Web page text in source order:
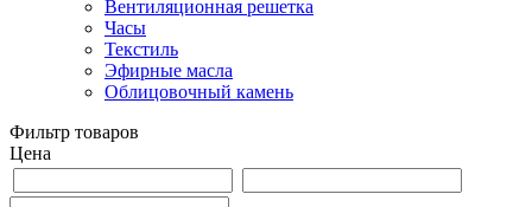
Вентиляционная решетка
Часы
Текстиль
Эфирные масла
Облицовочный камень
Фильтр товаров
Цена